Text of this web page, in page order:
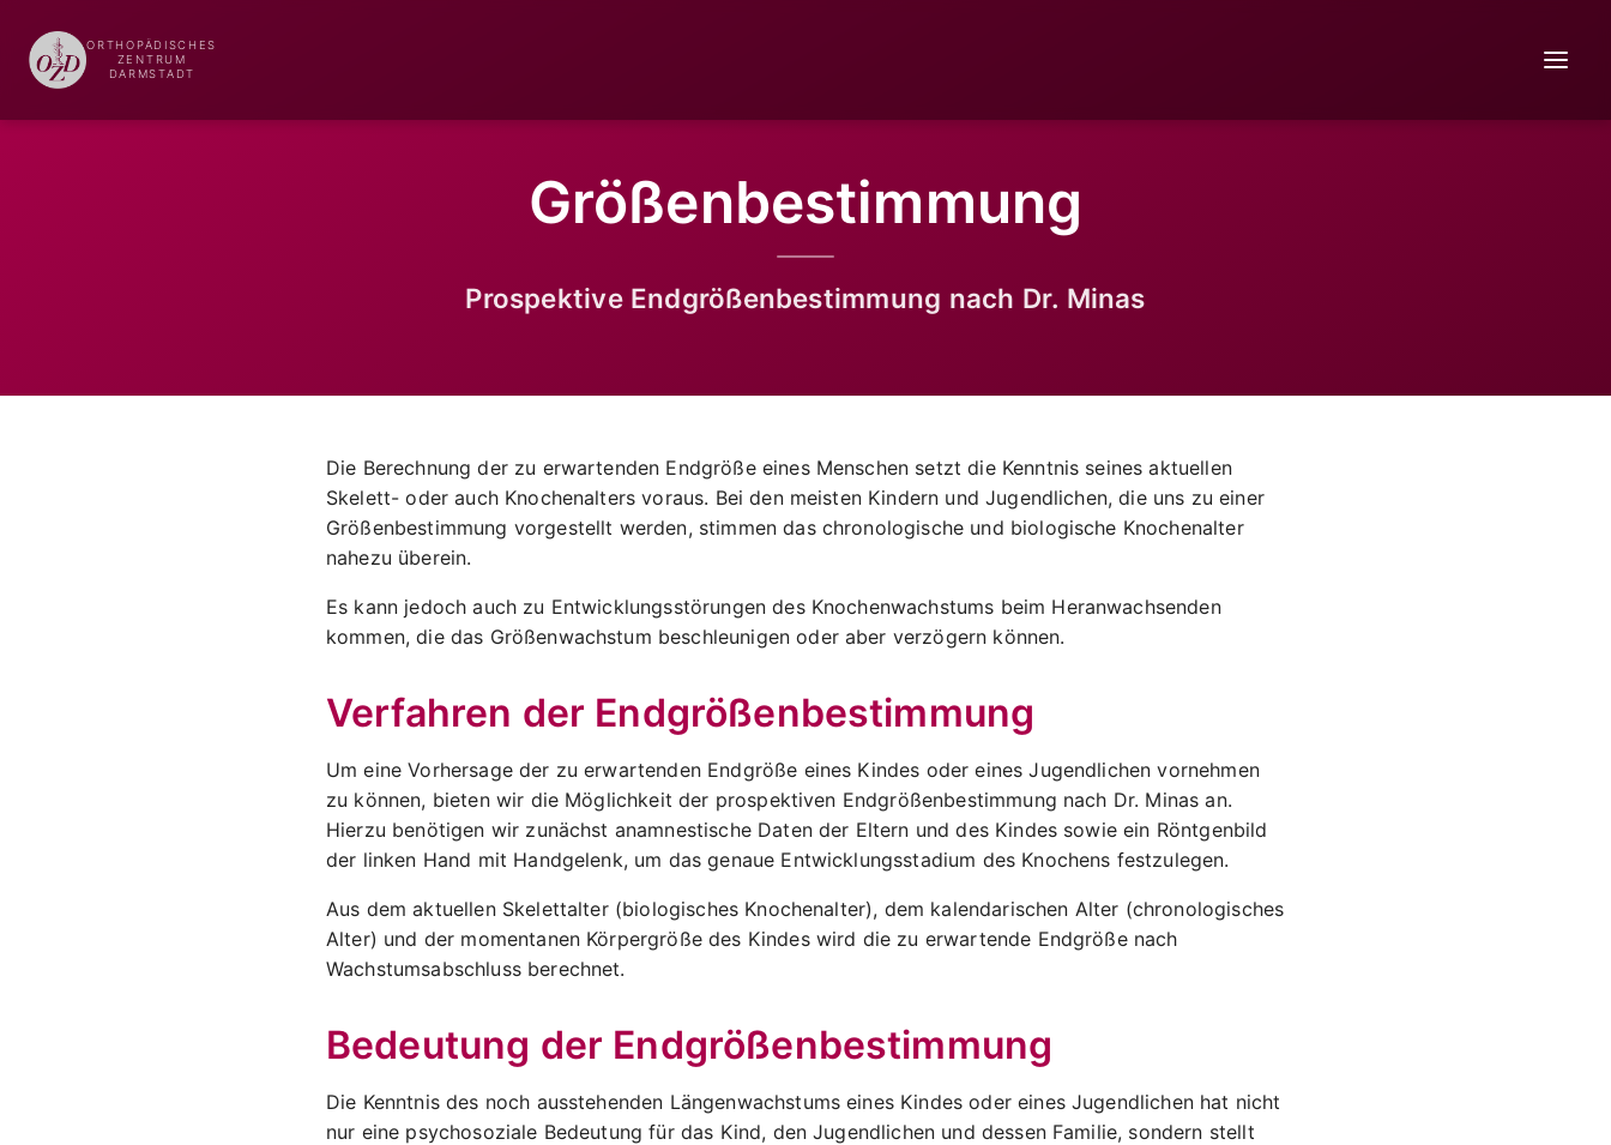
ORTHOPÄDISCHES
ZENTRUM
DARMSTADT
Größenbestimmung
Prospektive Endgrößenbestimmung nach Dr. Minas
Die Berechnung der zu erwartenden Endgröße eines Menschen setzt die Kenntnis seines aktuellen
Skelett- oder auch Knochenalters voraus. Bei den meisten Kindern und Jugendlichen, die uns zu einer
Größenbestimmung vorgestellt werden, stimmen das chronologische und biologische Knochenalter
nahezu überein.
Es kann jedoch auch zu Entwicklungsstörungen des Knochenwachstums beim Heranwachsenden
kommen, die das Größenwachstum beschleunigen oder aber verzögern können.
Verfahren der Endgrößenbestimmung
Um eine Vorhersage der zu erwartenden Endgröße eines Kindes oder eines Jugendlichen vornehmen
zu können, bieten wir die Möglichkeit der prospektiven Endgrößenbestimmung nach Dr. Minas an.
Hierzu benötigen wir zunächst anamnestische Daten der Eltern und des Kindes sowie ein Röntgenbild
der linken Hand mit Handgelenk, um das genaue Entwicklungsstadium des Knochens festzulegen.
Aus dem aktuellen Skelettalter (biologisches Knochenalter), dem kalendarischen Alter (chronologisches
Alter) und der momentanen Körpergröße des Kindes wird die zu erwartende Endgröße nach
Wachstumsabschluss berechnet.
Bedeutung der Endgrößenbestimmung
Die Kenntnis des noch ausstehenden Längenwachstums eines Kindes oder eines Jugendlichen hat nicht
nur eine psychosoziale Bedeutung für das Kind, den Jugendlichen und dessen Familie, sondern stellt